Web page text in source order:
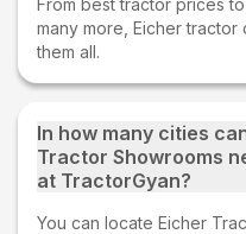
many more, Eicher
them all.
In how many cities
Tractor Showrooms
at TractorGyan?
You can locate Eicher